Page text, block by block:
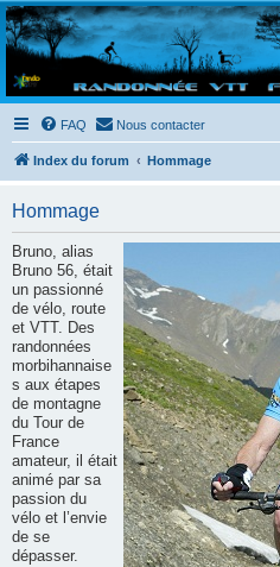
Randovttfree.fr
Bienvenue sur le site des randos vtt et
et bonnes randos dans l'Ouest !
FAQ Nous contacter
Index du forum Hommage
Hommage
Bruno, alias
Bruno 56, était
un passionné
de vélo, route
et VTT. Des
randonnées
morbihannaise
s aux étapes
de montagne
du Tour de
France
amateur, il était
animé par sa
passion du
vélo et l’envie
de se
dépasser.